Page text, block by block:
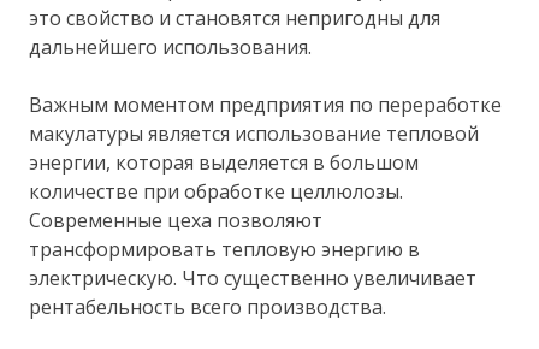
это свойство и становятся непригодны для
дальнейшего использования.
Важным моментом предприятия по переработке
макулатуры является использование тепловой
энергии, которая выделяется в большом
количестве при обработке целлюлозы.
Современные цеха позволяют
трансформировать тепловую энергию в
электрическую. Что существенно увеличивает
рентабельность всего производства.